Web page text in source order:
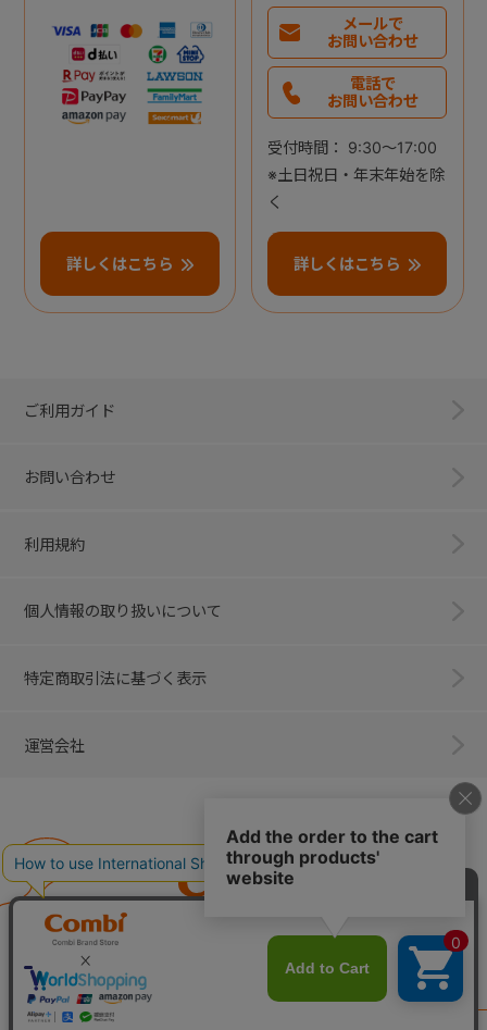
詳しくはこちら
メールで
お問い合わせ
電話で
お問い合わせ
受付時間： 9:30～17:00
※土日祝日・年末年始を除
く
詳しくはこちら
ご利用ガイド
お問い合わせ
利用規約
個人情報の取り扱いについて
特定商取引法に基づく表示
運営会社
子育てに、イノベーションを。
ベビー用品のコンビ株式会社